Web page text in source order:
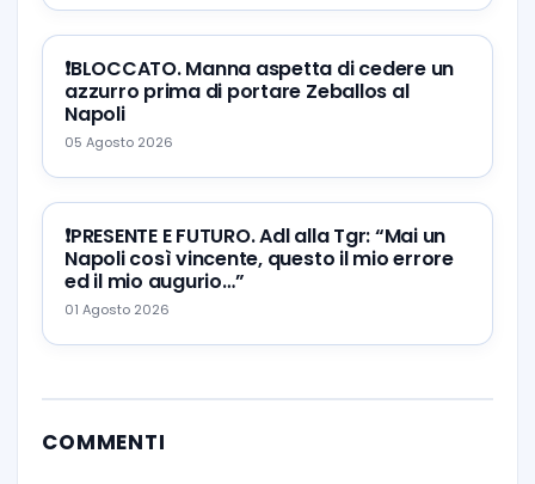
❗️BLOCCATO. Manna aspetta di cedere un
azzurro prima di portare Zeballos al
Napoli
05 Agosto 2026
❗️PRESENTE E FUTURO. Adl alla Tgr: “Mai un
Napoli così vincente, questo il mio errore
ed il mio augurio…”
01 Agosto 2026
COMMENTI